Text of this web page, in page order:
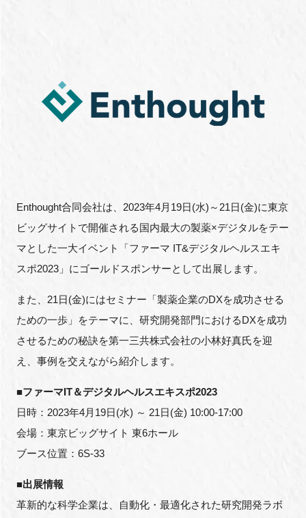
プログラム
インタビュー・コラム
特別会員
施設・アクセス
FAQ
イベントお知らせメール登録
Enthought合同会社は、2023年4月19日(水)～21日(金)に東京
ビッグサイトで開催される国内最大の製薬×デジタルをテー
マとした一大イベント「ファーマ IT&デジタルヘルスエキ
スポ2023」にゴールドスポンサーとして出展します。
また、21日(金)にはセミナー「製薬企業のDXを成功させる
ための一歩」をテーマに、研究開発部門におけるDXを成功
させるための秘訣を第一三共株式会社の小林好真氏を迎
え、事例を交えながら紹介します。
■ファーマIT＆デジタルヘルスエキスポ2023
日時：2023年4月19日(水) ～ 21日(金) 10:00-17:00
会場：東京ビッグサイト 東6ホール
ブース位置：6S-33
■出展情報
革新的な科学企業は、自動化・最適化された研究開発ラボ